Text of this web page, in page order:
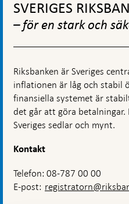
toppnavigation
SVERIGES
– för en stark och
Riksbanken är Sveriges
inflationen är låg och stabil
finansiella systemet är
det går att göra betalningar.
Sveriges sedlar och mynt.
Kontakt
Telefon: 08-787 00 00
E-post: